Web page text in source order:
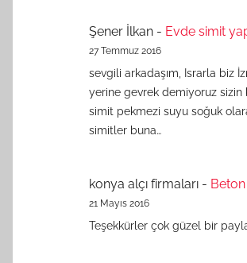
Şener İlkan - Evde simit
27 Temmuz 2016
sevgili arkadaşım, Israrla biz
yerine gevrek demiyoruz sizin
simit pekmezi suyu soğuk
simitler buna…
konya alçı firmaları -
21 Mayıs 2016
Teşekkürler çok güzel bir